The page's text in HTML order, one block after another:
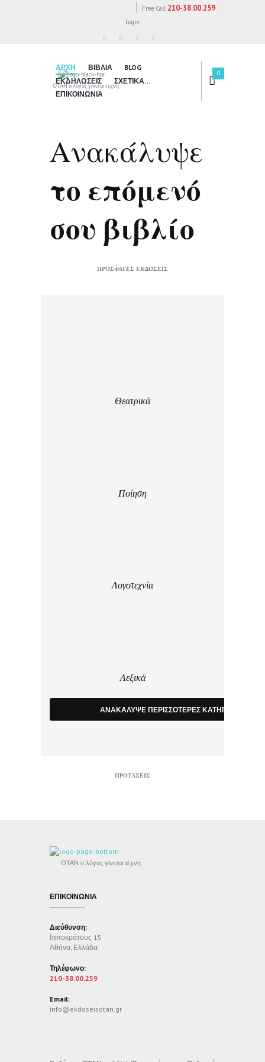
Free Call 210-38.00.259
Login
ΟΤΑΝ ο λόγος γίνεται τέχνη
ΑΡΧΗ ΒΙΒΛΙΑ
BLOG
ΕΚΔΗΛΩΣΕΙΣ
ΣΧΕΤΙΚΑ…
ΕΠΙΚΟΙΝΩΝΙΑ
0
Ανακάλυψε
το επόμενό
σου βιβλίο
ΠΡΟΣΦΑΤΕΣ ΕΚΔΟΣΕΙΣ
Θεατρικά
Ποίηση
Λογοτεχνία
Λεξικά
ΑΝΑΚΑΛΥΨΕ ΠΕΡΙΣΣΟΤΕΡΕΣ ΚΑΤΗΓΟΡΙΕΣ
ΠΡΟΤΑΣΕΙΣ
ΟΤΑΝ ο λόγος γίνεται τέχνη
ΕΠΙΚΟΙΝΩΝΙΑ
Διεύθυνση:
Ιπποκράτους 15
Αθήνα, Ελλάδα
Τηλέφωνο:
210-38.00.259
Email:
info@ekdoseisotan.gr